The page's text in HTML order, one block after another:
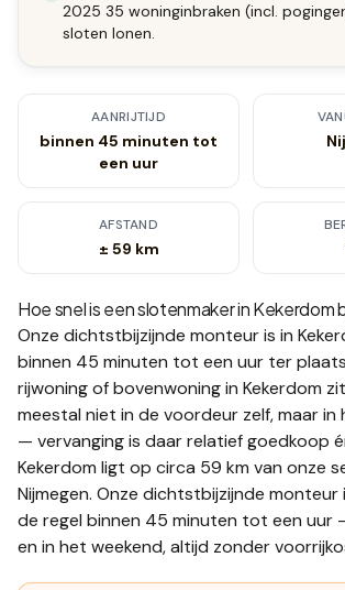
2025 35 woninginbraken (incl.
sloten lonen.
AANRIJTIJD
binnen 45 minuten tot
een uur
AFSTAND
± 59 km
Hoe snel is een slotenmaker inKekerdom
Onze dichtstbijzijnde monteur is in
binnen 45 minuten tot een uur ter
rijwoning of bovenwoning in Kekerdom
meestal niet in de voordeur zelf, maar
— vervanging is daar relatief goedkoop
Kekerdom ligt op circa 59 km van onze
Nijmegen. Onze dichtstbijzijnde monteur
de regel binnen 45 minuten tot een uur
en in het weekend, altijd zonder